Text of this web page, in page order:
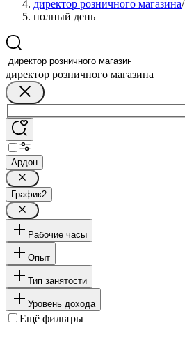
директор розничного магазина/
полный день
директор розничного магазина
Ардон
График2
Рабочие часы
Опыт
Тип занятости
Уровень дохода
Ещё фильтры